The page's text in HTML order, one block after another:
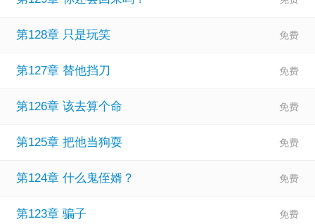
第128章 只是玩笑
第127章 替他挡刀
第126章 该去算个命
第125章 把他当狗耍
第124章 什么鬼侄婿？
第123章 骗子